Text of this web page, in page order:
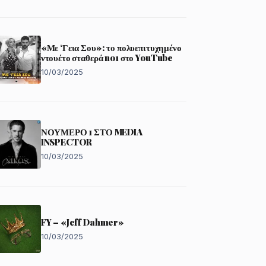
«Με ‘Γεια Σου»: το πολυεπιτυχημένο
ντουέτο σταθερά no1 στο YouTube
10/03/2025
ΝΟΥΜΕΡΟ 1 ΣΤΟ MEDIA
INSPECTOR
10/03/2025
FY – «Jeff Dahmer»
10/03/2025